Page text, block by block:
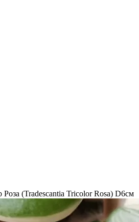
Роза (Tradescantia Tricolor Rosa) D6см